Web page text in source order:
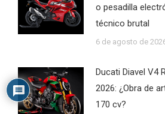
o pesadilla
técnico brutal
6 de agosto de
Ducati Diavel V4
2026: ¿Obra de
170 cv?